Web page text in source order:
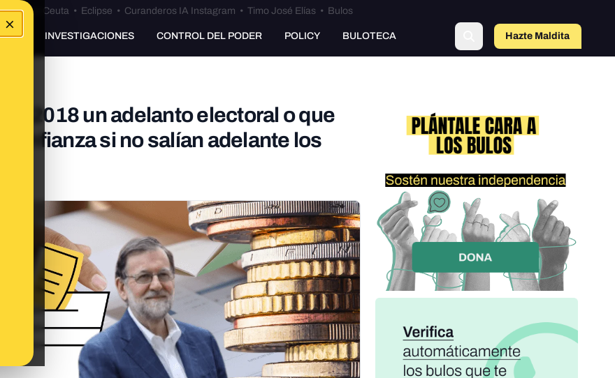
×
•Bulos Ceuta • Eclipse • Curanderos IA Instagram • Timo José Elías • Bulos
INVESTIGACIONES CONTROL DEL PODER POLICY BULOTECA Hazte Maldito
a
en 2018 un adelanto electoral o que
si no salían adelante los